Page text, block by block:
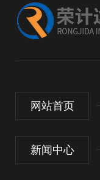
网站首页
新闻中心